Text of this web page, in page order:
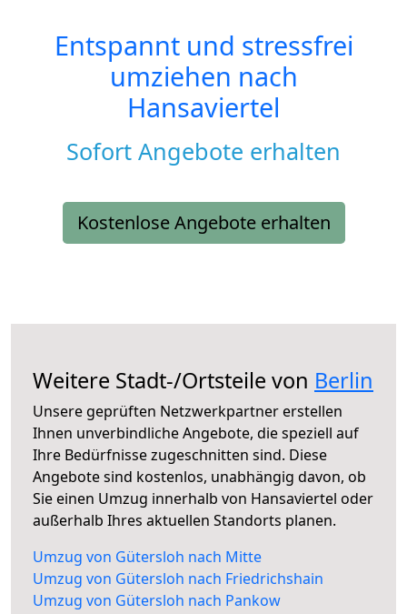
Entspannt und stressfrei
umziehen nach
Hansaviertel
Sofort Angebote erhalten
Kostenlose Angebote erhalten
Weitere Stadt-/Ortsteile von Berlin
Unsere geprüften Netzwerkpartner erstellen
Ihnen unverbindliche Angebote, die speziell auf
Ihre Bedürfnisse zugeschnitten sind. Diese
Angebote sind kostenlos, unabhängig davon, ob
Sie einen Umzug innerhalb von Hansaviertel oder
außerhalb Ihres aktuellen Standorts planen.
Umzug von Gütersloh nach Mitte
Umzug von Gütersloh nach Friedrichshain
Umzug von Gütersloh nach Pankow